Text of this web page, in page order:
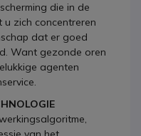
die in de
u zich concentreren
dat er goed
Want gezonde oren
agenten